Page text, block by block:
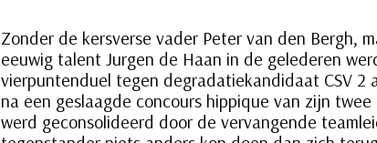
Zonder de kersverse vader Peter van den Bergh,
eeuwig talent Jurgen de Haan in de gelederen
vierpuntenduel tegen degradatiekandidaat CSV
na een geslaagde concours hippique van zijn
werd geconsolideerd door de vervangende